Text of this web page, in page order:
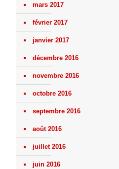
mars 2017
février 2017
janvier 2017
décembre 2016
novembre 2016
octobre 2016
septembre 2016
août 2016
juillet 2016
juin 2016